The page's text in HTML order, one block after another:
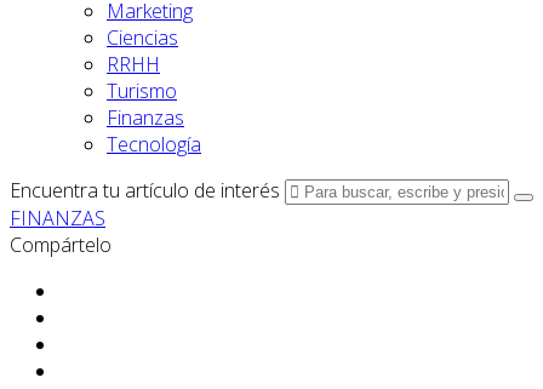
Marketing
Ciencias
RRHH
Turismo
Finanzas
Tecnología
Encuentra tu artículo de interés
FINANZAS
Compártelo